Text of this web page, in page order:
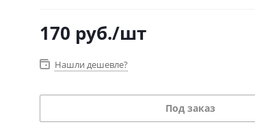
170 руб./шт
Нашли дешевле?
Под заказ